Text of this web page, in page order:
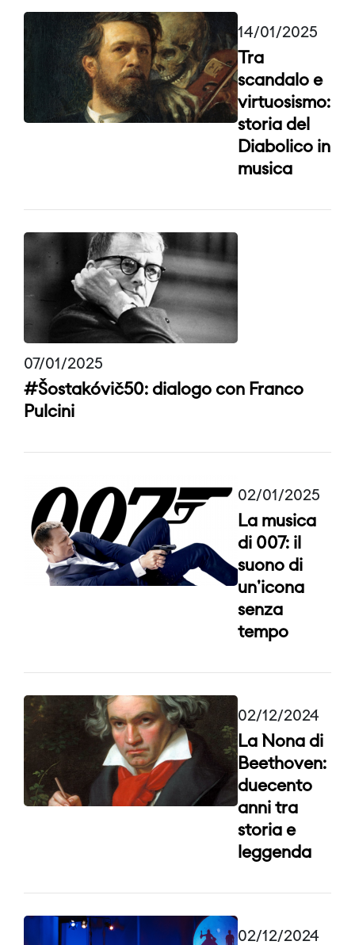
14/01/2025
Tra
scandalo e
virtuosismo:
storia del
Diabolico in
musica
07/01/2025
#Šostakóvič50: dialogo con Franco
Pulcini
02/01/2025
La musica
di 007: il
suono di
un'icona
senza
tempo
02/12/2024
La Nona di
Beethoven:
duecento
anni tra
storia e
leggenda
02/12/2024